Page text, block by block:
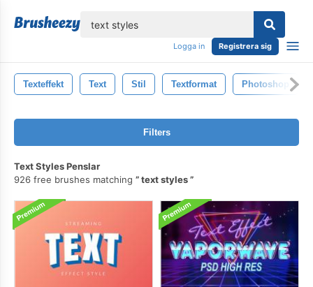
Logga in Registrera sig
Texteffekt Text Stil Textformat Photoshop
Filters
Text Styles Penslar
926 free brushes matching
text styles